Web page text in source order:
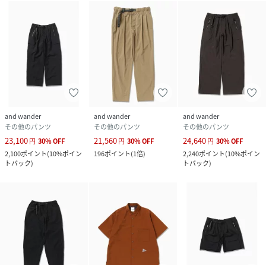
and wander
その他のパンツ
23,100円 30%OFF
2,100ポイント(10%ポイン
トバック)
and wander
その他のパンツ
21,560円 30%OFF
196ポイント(1倍)
and wander
その他のパンツ
24,640円 30%OFF
2,240ポイント(10%ポイン
トバック)